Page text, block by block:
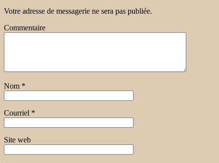
Votre adresse de messagerie ne sera pas publiée.
Commentaire
Nom *
Courriel *
Site web